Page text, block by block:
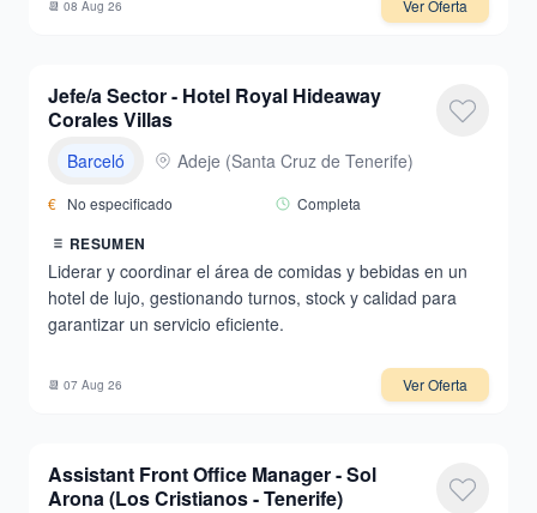
📆 08 Aug 26 Ver Oferta
Jefe/a Sector - Hotel Royal Hideaway
Corales Villas
Barceló Adeje (Santa Cruz de Tenerife)
€ No especificado Completa
RESUMEN
Liderar y coordinar el área de comidas y bebidas en un
hotel de lujo, gestionando turnos, stock y calidad para
garantizar un servicio eficiente.
📆 07 Aug 26 Ver Oferta
Assistant Front Office Manager - Sol
Arona (Los Cristianos - Tenerife)